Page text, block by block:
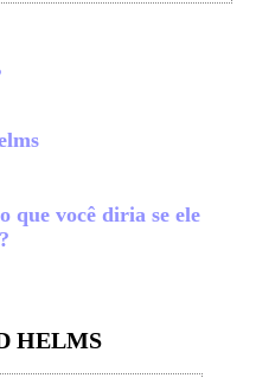
que você diria se ele
HELMS